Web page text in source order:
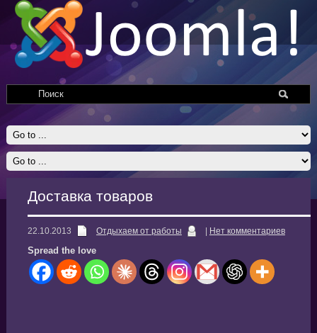
Доставка товаров
22.10.2013 Отдыхаем от работы Нет комментариев
Spread the love